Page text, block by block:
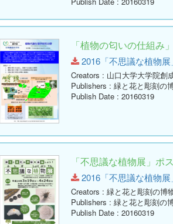
「植物の匂いの仕組み
2016「不思議な植物
Creators : 山口大学大学院
Publishers : 緑と花と彫刻の
Publish Date : 20160319
「不思議な植物展」ポ
2016「不思議な植物
Creators : 緑と花と彫刻の博
Publishers : 緑と花と彫刻の
Publish Date : 20160319